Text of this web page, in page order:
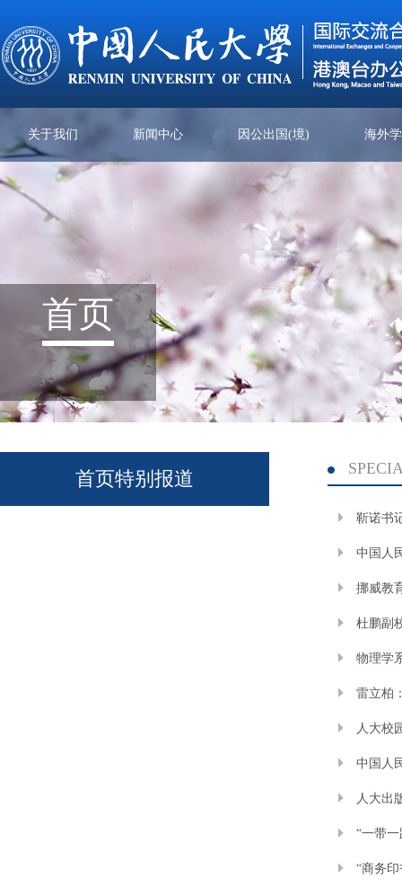
关于我们 新闻中心 因公出国(境) 海外
首页
首页特别报道
靳诺书
中国人
挪威教
杜鹏副
物理学
雷立柏
人大校
中国人
人大出
“一带
“商务